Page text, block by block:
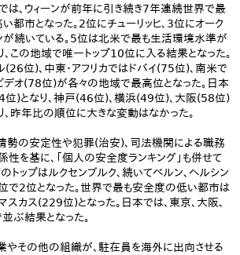
は、ウィーンが前年に引き続き7年連続世界で最
都市となった。2位にチューリッヒ、3位にオーク
が続いている。5位は北米で最も生活環境水準が
この地域で唯一トップ10位に入る結果となった。
位)、中東・アフリカではドバイ(75位)、南米で
デオ(78位)が各々の地域で最高位となった。日本
)となり、神戸(46位)、横浜(49位)、大阪(58位)
、昨年比の順位に大きな変動はなかった。
勢の安定性や犯罪(治安)、司法機関による職務
を基に、「個人の安全度ランキング」も併せて
トップはルクセンブルク、続いてベルン、ヘルシン
位で2位となった。世界で最も安全度の低い都市は
スカス(229位)となった。日本では、東京、大阪、
ぶ結果となった。
やその他の組織が、駐在員を海外に出向させる